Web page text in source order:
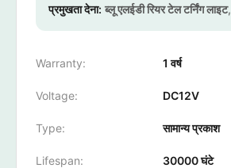
प्रमुखता देना: ब्लू एलईडी रियर टेल टर्निंग लाइट,
Warranty: 1 वर्ष
Voltage: DC12V
Type: सामान्य प्रकाश
Lifespan: 30000 घंटे